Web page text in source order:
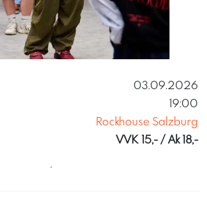
03.09.2026
19:00
Rockhouse Salzburg
VVK 15,- / Ak 18,-
´